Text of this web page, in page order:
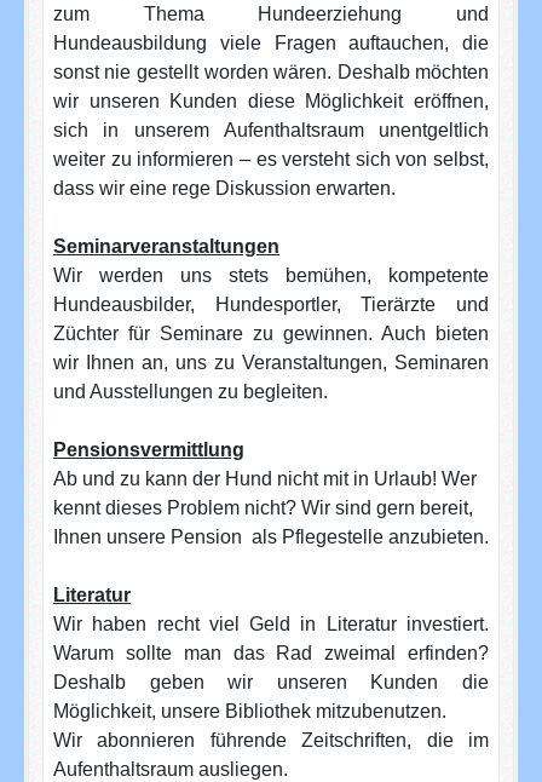
zum Thema Hundeerziehung und
Hundeausbildung viele Fragen auftauchen, die
sonst nie gestellt worden wären. Deshalb möchten
wir unseren Kunden diese Möglichkeit eröffnen,
sich in unserem Aufenthaltsraum unentgeltlich
weiter zu informieren – es versteht sich von selbst,
dass wir eine rege Diskussion erwarten.
Seminarveranstaltungen
Wir werden uns stets bemühen, kompetente
Hundeausbilder, Hundesportler, Tierärzte und
Züchter für Seminare zu gewinnen. Auch bieten
wir Ihnen an, uns zu Veranstaltungen, Seminaren
und Ausstellungen zu begleiten.
Pensionsvermittlung
Ab und zu kann der Hund nicht mit in Urlaub! Wer
kennt dieses Problem nicht? Wir sind gern bereit,
Ihnen unsere Pension als Pflegestelle anzubieten.
Literatur
Wir haben recht viel Geld in Literatur investiert.
Warum sollte man das Rad zweimal erfinden?
Deshalb geben wir unseren Kunden die
Möglichkeit, unsere Bibliothek mitzubenutzen.
Wir abonnieren führende Zeitschriften, die im
Aufenthaltsraum ausliegen.